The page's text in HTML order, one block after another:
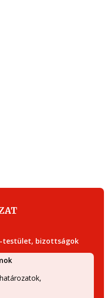
testület, bizottságok